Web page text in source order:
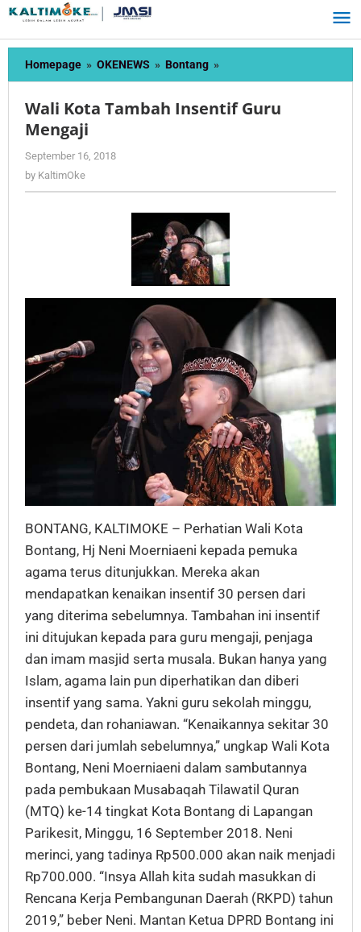
Skip
content
Homepage » OKENEWS » Bontang »
Kota
Insentif
Wali Kota Tambah Insentif Guru
Mengaji
September 16, 2018
by KaltimOke
BONTANG, KALTIMOKE – Perhatian Wali Kota
Bontang, Hj Neni Moerniaeni kepada pemuka
agama terus ditunjukkan. Mereka akan
mendapatkan kenaikan insentif 30 persen dari
yang diterima sebelumnya. Tambahan ini insentif
ini ditujukan kepada para guru mengaji, penjaga
dan imam masjid serta musala. Bukan hanya yang
Islam, agama lain pun diperhatikan dan diberi
insentif yang sama. Yakni guru sekolah minggu,
pendeta, dan rohaniawan. “Kenaikannya sekitar 30
persen dari jumlah sebelumnya,” ungkap Wali Kota
Bontang, Neni Moerniaeni dalam sambutannya
pada pembukaan Musabaqah Tilawatil Quran
(MTQ) ke-14 tingkat Kota Bontang di Lapangan
Parikesit, Minggu, 16 September 2018. Neni
merinci, yang tadinya Rp500.000 akan naik menjadi
Rp700.000. “Insya Allah kita sudah masukkan di
Rencana Kerja Pembangunan Daerah (RKPD) tahun
2019,” beber Neni. Mantan Ketua DPRD Bontang ini